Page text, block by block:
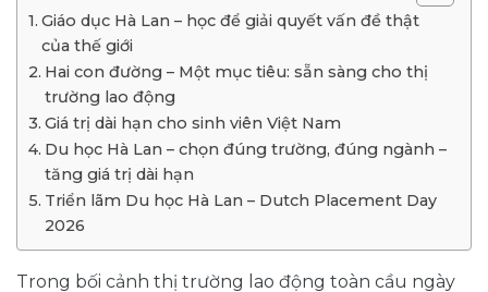
Giáo dục Hà Lan – học để giải quyết vấn đề thật
của thế giới
Hai con đường – Một mục tiêu: sẵn sàng cho thị
trường lao động
Giá trị dài hạn cho sinh viên Việt Nam
Du học Hà Lan – chọn đúng trường, đúng ngành –
tăng giá trị dài hạn
Triển lãm Du học Hà Lan – Dutch Placement Day
2026
Trong bối cảnh thị trường lao động toàn cầu ngày